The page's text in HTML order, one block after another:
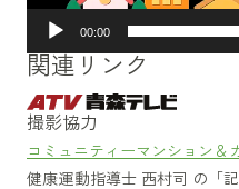
00:00
関連リンク
撮影協力
コミュニティーマンション
健康運動指導士 西村司 の「